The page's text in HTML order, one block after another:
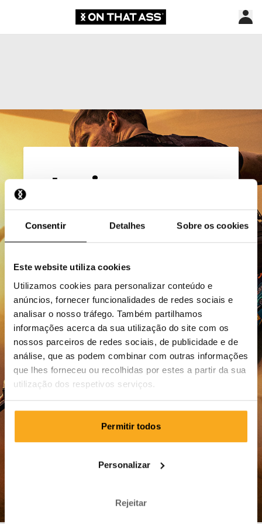
Consentir Detalhes Sobre os cookies
Este website utiliza cookies
Utilizamos cookies para personalizar conteúdo e
anúncios, fornecer funcionalidades de redes sociais e
analisar o nosso tráfego. Também partilhamos
informações acerca da sua utilização do site com os
nossos parceiros de redes sociais, de publicidade e de
análise, que as podem combinar com outras informações
que lhes forneceu ou recolhidas por estes a partir da sua
utilização dos respetivos serviços.
Permitir todos
Personalizar
Rejeitar
Login
Redefinir palavra-passe
Login